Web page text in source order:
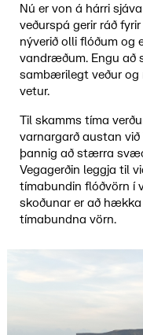
Nú er von á hárri
veðurspá gerir ráð
nýverið olli flóðum og
vandræðum. Engu að
sambærilegt veður og
vetur.
Til skamms tíma
varnargarð austan
þannig að stærra
Vegagerðin leggja til
tímabundin flóðvörn í
skoðunar er að
tímabundna vörn.